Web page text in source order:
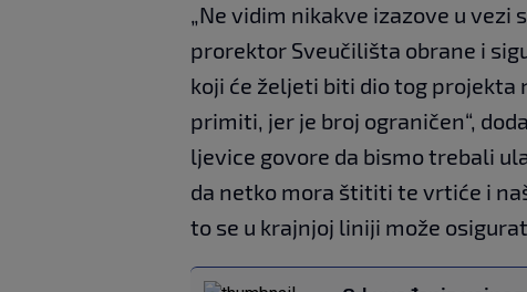
„Ne vidim nikakve izazove u vezi
prorektor Sveučilišta obrane i
koji će željeti biti dio tog projekta
primiti, jer je broj ograničen“,
ljevice govore da bismo trebali
da netko mora štititi te vrtiće i
to se u krajnjoj liniji može